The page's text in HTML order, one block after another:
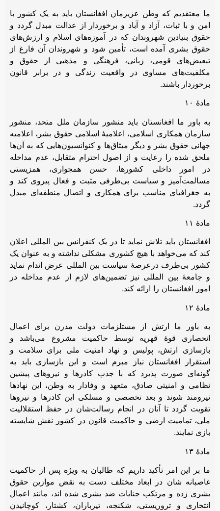
ما معتقدیم که وطن عزیزمان افغانستان باید به یک کشور با
امن و با ثبات، آزاد و آباد و برخوردار از عدالت مبدل گردد و
حقوق بنیادین شهروندان که در آموزه‌های اسلام و ارزش‌های
حقوق بشری آمده است، تأمین شود و شهروندان آن فارغ از
تبعیض‌های قومی، زبانی، فرهنگی و مذهبی از حقوق و
مکلفیت‌های مساوی در واقعیت زندگی و در برابر قانون
برخوردار باشند.
مادۀ ۱۰
به باور ما افغانستان باید منشور سازمان ملل متحد، منشور
سازمان همکاری اسلامی، اعلامیۀ اسلامی حقوق بشر، اعلامیه
جهانی حقوق بشر و دیگر میثاق‌ها و کنوانسیون‌هایی که به آن‌ها
ملحق شده را رعایت و از اصول احترام متقابل، عدم مداخله
در امور داخلی کشورها، حسن همجواری، همزیستی
مسالمت‌آمیز و سیاست بی‌طرفی مثبت و فعال پیروی کند و
به جغرافیای مناسب برای همکاری و اتصال منطقه‌ای مبدل
گردد.
مادۀ ۱۱
افغانستان باید تلاش نماید تا در یک کنفرانس بین المللی اعلان
کند که می‌خواهد با هیچ کشوری مشکلی نداشته و به عنوان یک
کشور بی‌طرف درعرصۀ سیاست بین المللی عرض اندام نماید
و جامعۀ بین المللی نیز تضمین‌های لازم از عدم مداخله در
امور افغانستان را ارائه کند.
مادۀ ۱۲
به باور ما ارتش از مستلزمات دولت مدرن برای اعمال
انحصاری قوۀ قهریه توسط حاکمیت مشروع می‌باشد و
بازسازی ارتش، پولیس و نهاد امنیت ملی برای سلامت و
استقرار افغانستان نیاز مبرم است و این بازسازی باید به
گونه‌ای صورت پذیرد که با جذب کادرها و نیروهای پیشین
نظامی و امنیتی صادق، متعهد و وفادار به وطن، این نهادها
نیرومند شوند و بعد تخصصی و مسلکی این کادرها و نیروها
تقویت گردد تا آنان در انجام رسالت‌شان در حفظ استقلالیت
ملی، تمامیت ارضی و حاکمیت قانون در کشور نقش شایسته
بازی نمایند.
مادۀ ۱۳
ما بر این امر تأکید داریم که طالبان به ویژه پس از حاکمیت
غاصبانه شان در ابعاد مختلف دست به نقض موازین حقوق
بشری زده و مرتکب جنایات ضد بشری شده اند، مانند اعمال
انتحاری و تروریستی، شکنجه، تیرباران، کشتار، کوچانیدن